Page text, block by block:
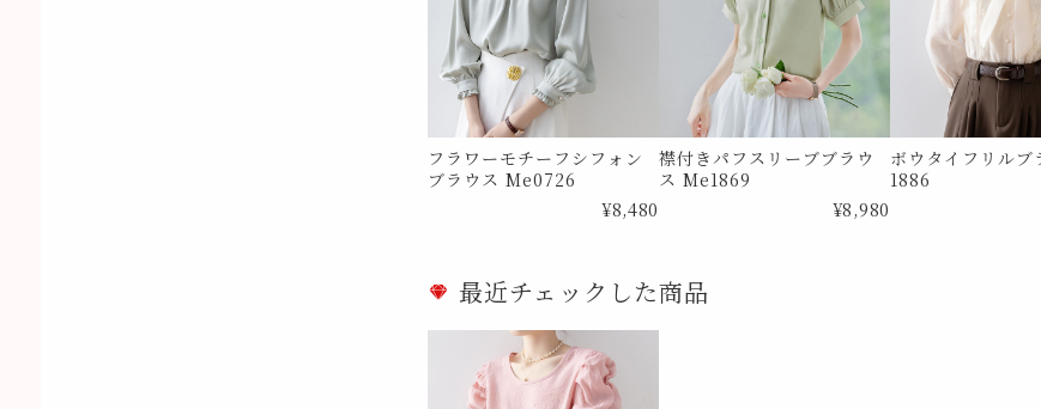
フラワーモチーフシフォン
ブラウス Me0726
¥8,480
襟付きパフスリーブブラウ
ス Me1869
¥8,980
ボウタイフリルブ
1886
最近チェックした商品